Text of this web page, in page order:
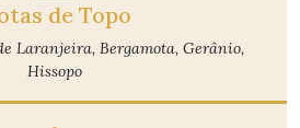
de Topo
Laranjeira, Bergamota, Gerânio,
Hissopo